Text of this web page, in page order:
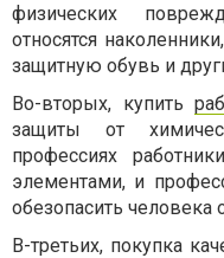
физических
относятся
защитную обувь и
Во-вторых, купить
защиты от
профессиях
элементами, и
обезопасить человека
В-третьих, покупка